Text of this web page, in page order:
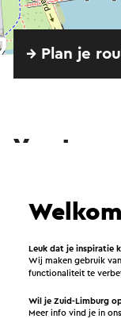
→ Plan je
Verstuur
Verstuur een
wordt na een
onze privacy
Welkom
Leuk dat je inspiratie
Wij maken gebruik
functionaliteit te
Wil je Zuid-Limburg
Meer info vind je in